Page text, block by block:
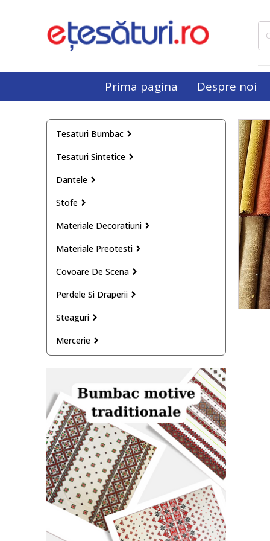
Prima pagina Despre noi
Tesaturi Bumbac
Tesaturi Sintetice
Dantele
Stofe
Materiale Decoratiuni
Materiale Preotesti
Covoare De Scena
Perdele Si Draperii
Steaguri
Mercerie